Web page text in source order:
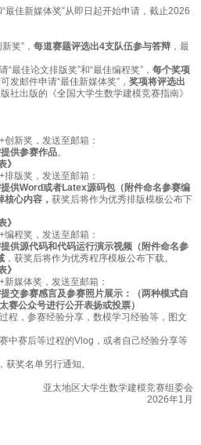
“最佳新媒体奖”从即日起开始申请，截止2026
奖”， 每道赛题评选出4支队伍参与答辩 ，最
最佳论文排版奖”和“最佳编程奖”， 每个奖项
发邮件申请“最佳新媒体奖”， 奖项将评选出
社出版的《全国大学生数学建模竞赛指南》
新奖，发送至邮箱：
供参赛作品。
》
版奖，发送至邮箱：
供Word或者Latex源码包（附件命名参赛编
心内容， 获奖后将作为优秀排版模板公布下
》
程奖，发送至邮箱：
供源代码和代码运行演示视频（附件命名参
，获奖后将作为优秀程序模板公布下载。
》
媒体奖，发送至邮箱：
交参赛感言及参赛照片展示：（两种模式自
赛公众号进行公开表扬或投票）
程，参赛经验分享，数模学习经验等，图文
中赛后等过程的Vlog，或者自己经验分享等
奖名单另行通知。
亚太地区大学生数学建模竞赛组委会
2026年1月